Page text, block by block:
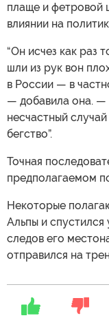
плаще и фетровой
влиянии на
“Он исчез как раз
шли из рук вон
в России — в
— добавила она. —
несчастный
бегство”.
Точная
предполагаемом
Некоторые
Альпы и спустился
следов его
отправился на